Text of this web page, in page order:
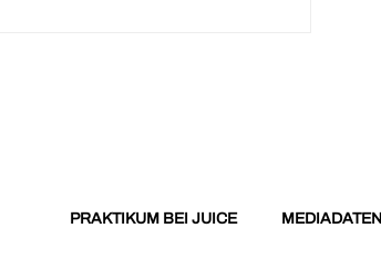
PRAKTIKUM BEI JUICE MEDIADATEN